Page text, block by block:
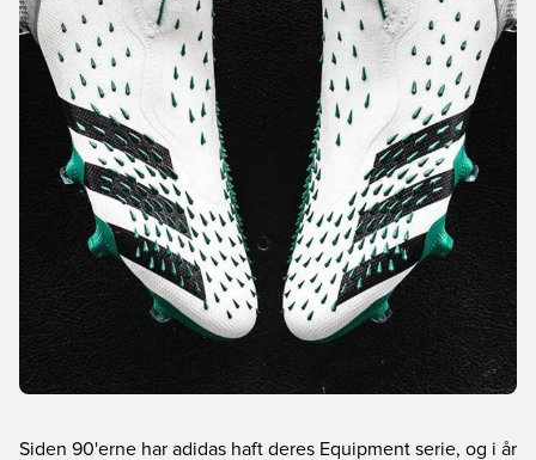
Siden 90'erne har adidas haft deres Equipment serie, og i år